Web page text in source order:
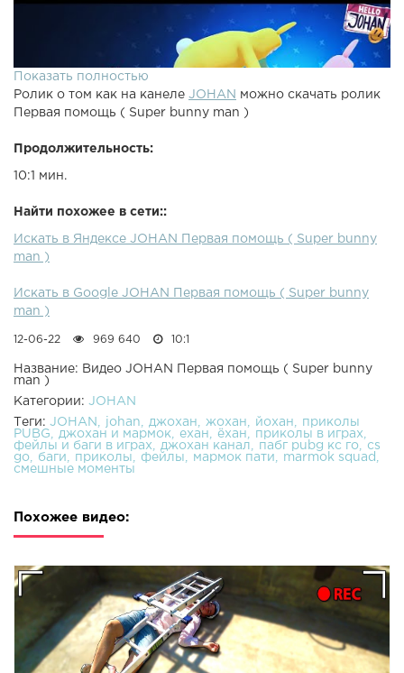
Показать полностью
Ролик о том как на канеле JOHAN можно скачать ролик
Первая помощь ( Super bunny man )
Продолжительность:
10:1 мин.
Найти похожее в сети::
Искать в Яндексе JOHAN Первая помощь ( Super bunny
man )
Искать в Google JOHAN Первая помощь ( Super bunny
man )
12-06-22 969 640 10:1
Название: Видео JOHAN Первая помощь ( Super bunny
man )
Категории: JOHAN
Теги: JOHAN johan джохан жохан йохан
приколы
PUBG
джохан и мармок ехан ёхан
приколы в играх
фейлы и баги в играх
джохан канал пабг pubg кс го
cs
go
баги приколы фейлы мармок пати
marmok squad
смешные моменты
Похожее видео: